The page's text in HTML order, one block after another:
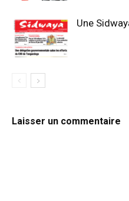
Une
Laisser un commentaire